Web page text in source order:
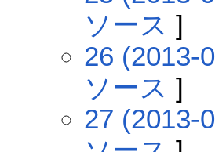
ソース ]
26 (2013-
ソース ]
27 (2013-